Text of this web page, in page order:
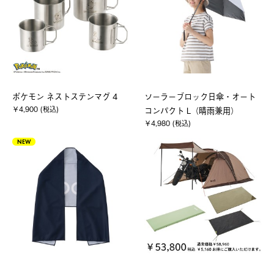
ポケモン ネストステンマグ 4
￥4,900 (税込)
ソーラーブロック日傘・オート
コンパクト L（晴雨兼用）
￥4,980 (税込)
NEW